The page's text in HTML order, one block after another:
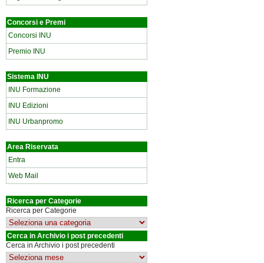
Concorsi e Premi
Concorsi INU
Premio INU
Sistema INU
INU Formazione
INU Edizioni
INU Urbanpromo
Area Riservata
Entra
Web Mail
Ricerca per Categorie
Ricerca per Categorie
Cerca in Archivio i post precedenti
Cerca in Archivio i post precedenti